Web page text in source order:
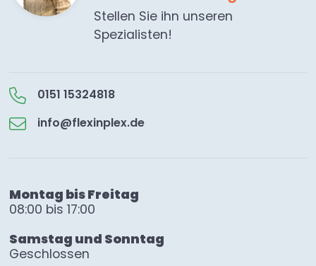
Stellen Sie ihn unseren
Spezialisten!
0151 15324818
info@flexinplex.de
Montag bis Freitag
08:00 bis 17:00
Samstag und Sonntag
Geschlossen